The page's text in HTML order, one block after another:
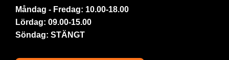
Måndag - Fredag: 10.00-18.00
Lördag: 09.00-15.00
Söndag: STÄNGT